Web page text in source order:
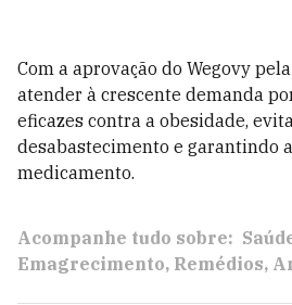
Com a aprovação do Wegovy
atender à crescente demanda
eficazes contra a obesidade,
desabastecimento e garantindo
medicamento.
Acompanhe tudo sobre:
Emagrecimento Remédios